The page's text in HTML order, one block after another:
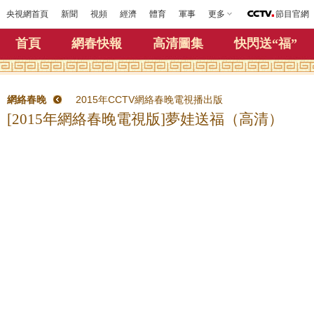
央視網首頁 新聞 視頻 經濟 體育 軍事 更多 節目官網
首頁 網春快報 高清圖集 快閃送“福”
網絡春晚 2015年CCTV網絡春晚電視播出版
[2015年網絡春晚電視版]夢娃送福（高清）